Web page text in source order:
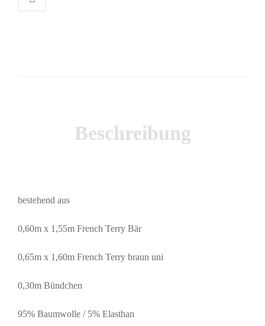
Beschreibung
bestehend aus
0,60m x 1,55m French Terry Bär
0,65m x 1,60m French Terry braun uni
0,30m Bündchen
95% Baumwolle / 5% Elasthan